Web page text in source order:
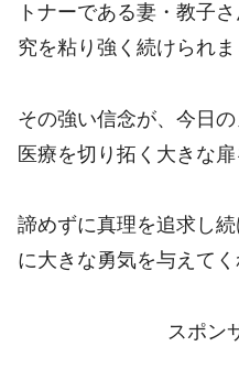
トナーである妻・教子
究を粘り強く続けられま
その強い信念が、今日
医療を切り拓く大きな扉
諦めずに真理を追求し
に大きな勇気を与えてく
スポン